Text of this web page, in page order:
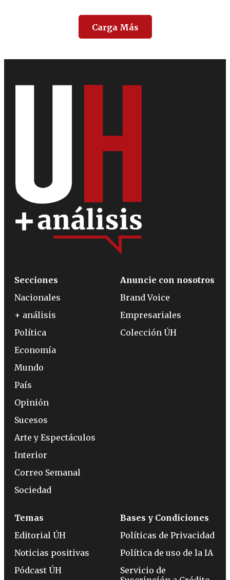
Carga Más
Secciones
Nacionales
+ análisis
Política
Economía
Mundo
País
Opinión
Sucesos
Arte y Espectáculos
Interior
Correo Semanal
Sociedad
Anuncie con nosotros
Brand Voice
Empresariales
Colección ÚH
Temas
Editorial ÚH
Noticias positivas
Pódcast ÚH
Bases y Condiciones
Políticas de Privacidad
Política de uso de la IA
Servicio de